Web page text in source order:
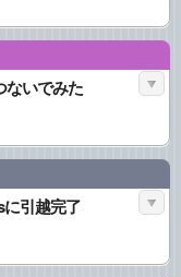
ないでみた
引越完了